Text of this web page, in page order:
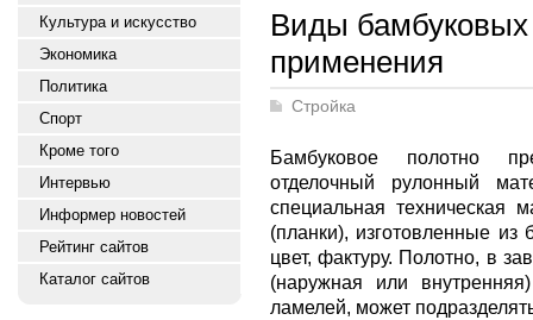
Культура и искусство
Экономика
Политика
Спорт
Кроме того
Интервью
Информер новостей
Рейтинг сайтов
Каталог сайтов
Виды бамбуковых
применения
Стройка
Бамбуковое полотно
отделочный рулонный
специальная техническая
(планки), изготовленные
цвет, фактуру. Полотно, в
(наружная или
ламелей, может